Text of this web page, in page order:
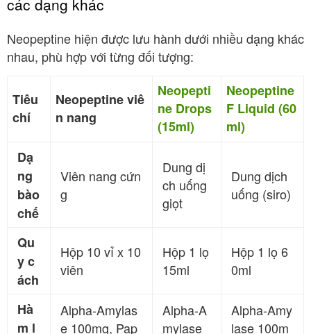
các dạng khác
Neopeptine hiện được lưu hành dưới nhiều dạng khác
nhau, phù hợp với từng đối tượng:
Tiêu
chí
Neopeptine viê
n nang
Neopepti
ne Drops
(15ml)
Neopeptine
F Liquid (60
ml)
Dạ
ng
bào
chế
Viên nang cứn
g
Dung dị
ch uống
giọt
Dung dịch
uống (siro)
Qu
y c
ách
Hộp 10 vỉ x 10
viên
Hộp 1 lọ
15ml
Hộp 1 lọ 6
0ml
Hà
m l
Alpha-Amylas
e 100mg, Pap
Alpha-A
mylase
Alpha-Amy
lase 100m